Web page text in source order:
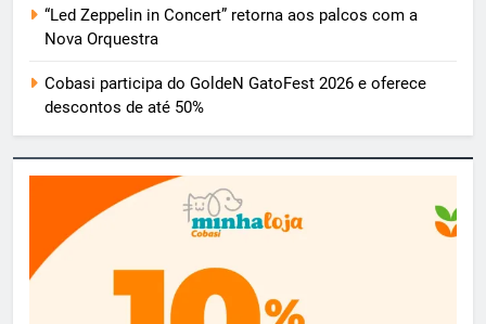
“Led Zeppelin in Concert” retorna aos palcos com a
Nova Orquestra
Cobasi participa do GoldeN GatoFest 2026 e oferece
descontos de até 50%